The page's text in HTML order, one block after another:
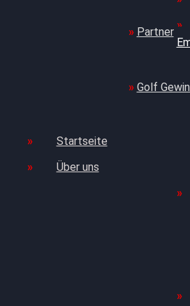
Partner
Golf
Startseite
Über uns